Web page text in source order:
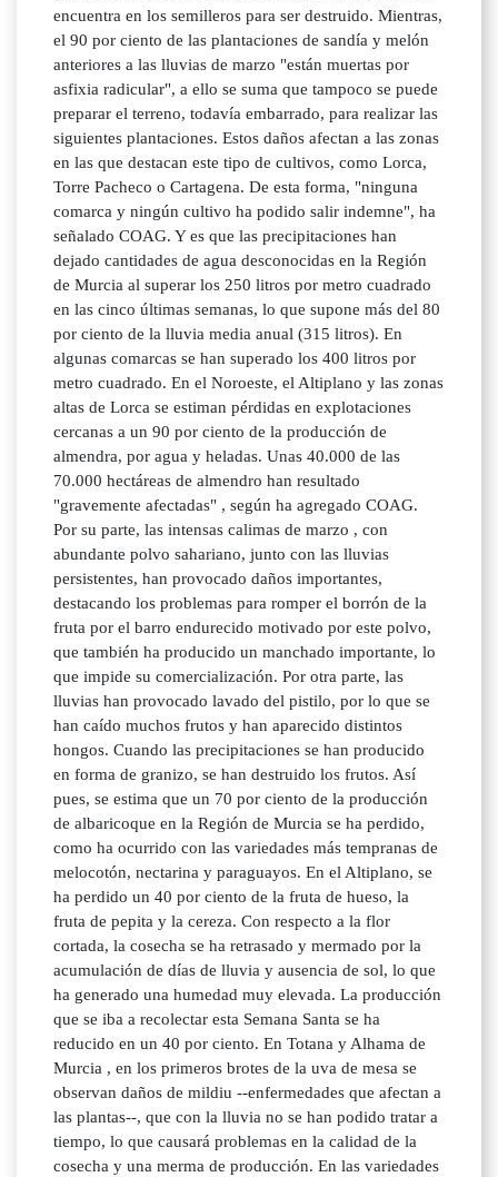
encuentra en los semilleros para ser destruido. Mientras,
el 90 por ciento de las plantaciones de sandía y melón
anteriores a las lluvias de marzo "están muertas por
asfixia radicular", a ello se suma que tampoco se puede
preparar el terreno, todavía embarrado, para realizar las
siguientes plantaciones. Estos daños afectan a las zonas
en las que destacan este tipo de cultivos, como Lorca,
Torre Pacheco o Cartagena. De esta forma, "ninguna
comarca y ningún cultivo ha podido salir indemne", ha
señalado COAG. Y es que las precipitaciones han
dejado cantidades de agua desconocidas en la Región
de Murcia al superar los 250 litros por metro cuadrado
en las cinco últimas semanas, lo que supone más del 80
por ciento de la lluvia media anual (315 litros). En
algunas comarcas se han superado los 400 litros por
metro cuadrado. En el Noroeste, el Altiplano y las zonas
altas de Lorca se estiman pérdidas en explotaciones
cercanas a un 90 por ciento de la producción de
almendra, por agua y heladas. Unas 40.000 de las
70.000 hectáreas de almendro han resultado
"gravemente afectadas" , según ha agregado COAG.
Por su parte, las intensas calimas de marzo , con
abundante polvo sahariano, junto con las lluvias
persistentes, han provocado daños importantes,
destacando los problemas para romper el borrón de la
fruta por el barro endurecido motivado por este polvo,
que también ha producido un manchado importante, lo
que impide su comercialización. Por otra parte, las
lluvias han provocado lavado del pistilo, por lo que se
han caído muchos frutos y han aparecido distintos
hongos. Cuando las precipitaciones se han producido
en forma de granizo, se han destruido los frutos. Así
pues, se estima que un 70 por ciento de la producción
de albaricoque en la Región de Murcia se ha perdido,
como ha ocurrido con las variedades más tempranas de
melocotón, nectarina y paraguayos. En el Altiplano, se
ha perdido un 40 por ciento de la fruta de hueso, la
fruta de pepita y la cereza. Con respecto a la flor
cortada, la cosecha se ha retrasado y mermado por la
acumulación de días de lluvia y ausencia de sol, lo que
ha generado una humedad muy elevada. La producción
que se iba a recolectar esta Semana Santa se ha
reducido en un 40 por ciento. En Totana y Alhama de
Murcia , en los primeros brotes de la uva de mesa se
observan daños de mildiu --enfermedades que afectan a
las plantas--, que con la lluvia no se han podido tratar a
tiempo, lo que causará problemas en la calidad de la
cosecha y una merma de producción. En las variedades